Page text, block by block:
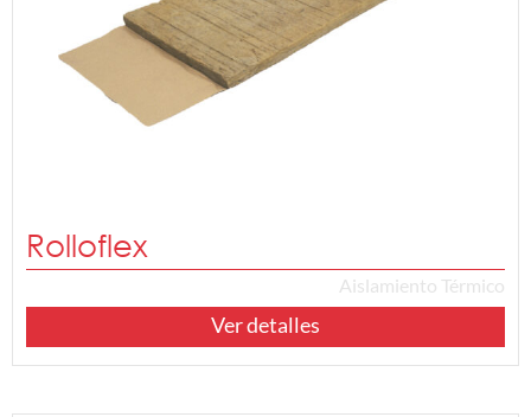
Rolloflex
Aislamiento Térmico
Ver detalles